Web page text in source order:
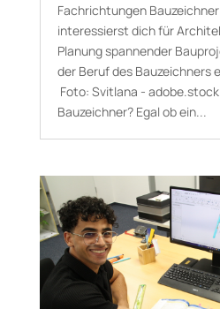
Fachrichtungen
interessierst dich für
Planung spannender
der Beruf des Bauzeichners
Foto: Svitlana -
Bauzeichner? Egal ob ein...